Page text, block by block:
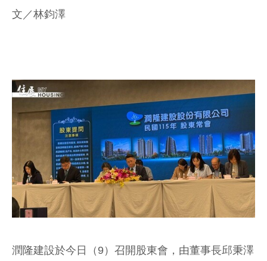
文／林鈞澤
潤隆建設於今日（9）召開股東會，由董事長邱秉澤